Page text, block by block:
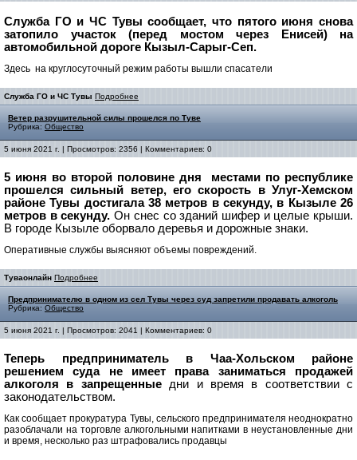
Служба ГО и ЧС Тувы сообщает, что пятого июня снова
затопило участок (перед мостом через Енисей) на
автомобильной дороге Кызыл-Сарыг-Сеп.
Здесь на круглосуточный режим работы вышли спасатели
Служба ГО и ЧС Тувы Подробнее
Ветер разрушительной силы прошелся по Туве
Рубрика: Общество
5 июня 2021 г. | Просмотров: 2356 | Комментариев: 0
5 июня во второй половине дня местами по республике
прошелся сильный ветер, его скорость в Улуг-Хемском
районе Тувы достигала 38 метров в секунду, в Кызыле 26
метров в секунду.Он снес со зданий шифер и целые крыши.
В городе Кызыле оборвало деревья и дорожные знаки.
Оперативные службы выясняют объемы повреждений.
Туваонлайн Подробнее
Предпринимателю в одном из сел Тувы через суд запретили продавать алкоголь
Рубрика: Общество
5 июня 2021 г. | Просмотров: 2041 | Комментариев: 0
Теперь предприниматель в Чаа-Хольском районе
решением суда не имеет права заниматься продажей
алкоголя в запрещенныедни и время в соответствии с
законодательством.
Как сообщает прокуратура Тувы, сельского предпринимателя неоднократно
разоблачали на торговле алкогольными напитками в неустановленные дни
и время, несколько раз штрафовались продавцы